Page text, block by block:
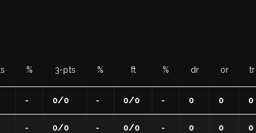
% 3-pts % ft % dr or tr
- 0/0 - 0/0 - 0 0 0
- 0/0 - 0/0 - 0 0 0